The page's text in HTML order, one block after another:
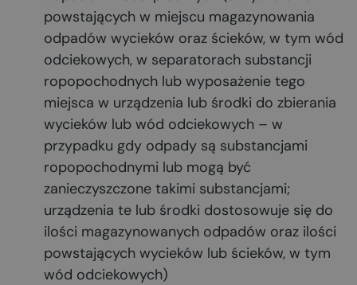
powstających w miejscu magazynowania
odpadów wycieków oraz ścieków, w tym wód
odciekowych, w separatorach substancji
ropopochodnych lub wyposażenie tego
miejsca w urządzenia lub środki do zbierania
wycieków lub wód odciekowych – w
przypadku gdy odpady są substancjami
ropopochodnymi lub mogą być
zanieczyszczone takimi substancjami;
urządzenia te lub środki dostosowuje się do
ilości magazynowanych odpadów oraz ilości
powstających wycieków lub ścieków, w tym
wód odciekowych)